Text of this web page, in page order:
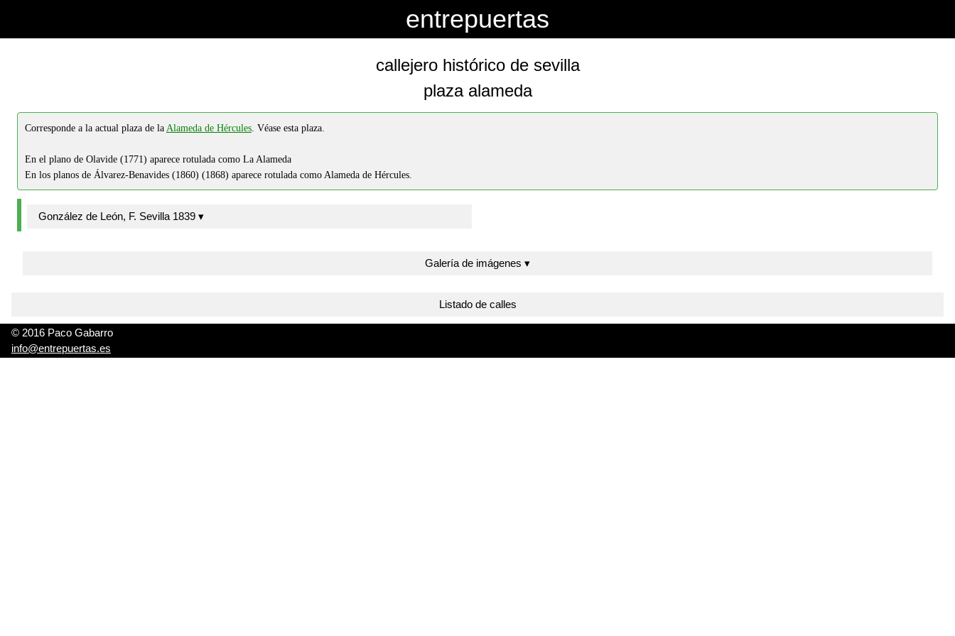
entrepuertas
callejero histórico de sevilla
plaza alameda
Corresponde a la actual plaza de la Alameda de Hércules. Véase esta plaza.
En el plano de Olavide (1771) aparece rotulada como La Alameda
En los planos de Álvarez-Benavides (1860) (1868) aparece rotulada como Alameda de Hércules.
González de León, F. Sevilla 1839 ▾
Galería de imágenes ▾
Listado de calles
© 2016 Paco Gabarro
info@entrepuertas.es